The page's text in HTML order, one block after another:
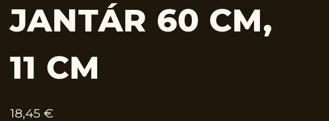
JANTÁR 60 CM,
11 CM
18,45 €